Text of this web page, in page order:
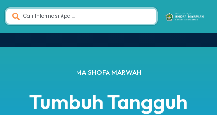
MA SHOFA MARWAH
Tumbuh Tangguh